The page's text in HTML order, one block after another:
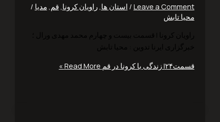
Leave a
/استان ها , راویان کرونا,قم,مدیا/
Read More »